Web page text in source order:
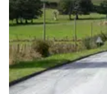
Les 21 cantons
Les conseillers
Les
Les services